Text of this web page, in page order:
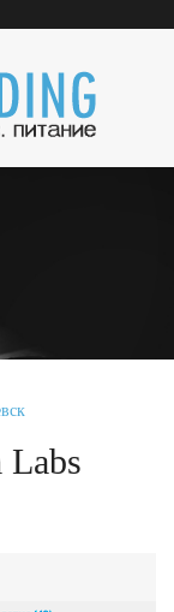
Labs